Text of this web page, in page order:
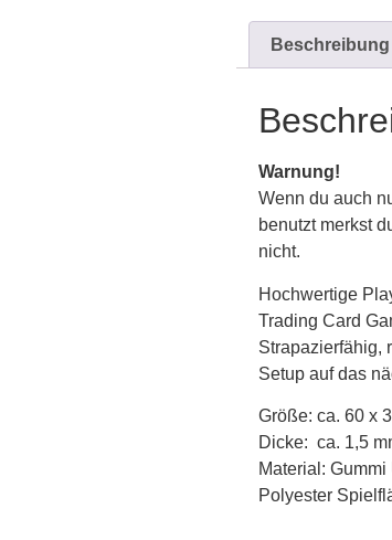
Beschreibung
Warnung!
Wenn du auch
benutzt merkst
nicht.
Hochwertige
Trading Card
Strapazierfähig,
Setup auf das
Größe: ca. 60 x
Dicke: ca. 1,5
Material:
Polyester